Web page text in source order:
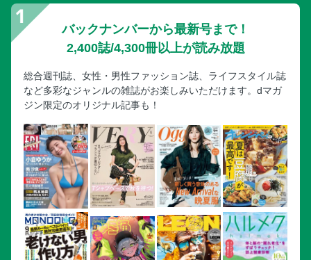
【在宅医療の情報を集める２】在宅医療の鍵となる存在は在
宅医。ケース別に考える在宅医の探し方
在宅死にかかわるプロフェッショナルたち
件を満たせば心置きなく家で過ごせる
【もっと知りたい在宅死事情２】家族に在宅死について知っ
てもらうことで「最期まで家で」を実現しやすくなる
【在宅看取り体験談１】祖母を介護する母から学び、今度は
私が母を見守る番
＜Part 4＞生前にできる手続きと死後の手続き
【自分でできる生前の手続き１】あらかじめ遺言書を準備し
ておけば相続のトラブルは防げる
【自分でできる生前の手続き２】在宅死にこだわるなら自宅
葬もおすすめ。お墓やお葬式の希望を伝えよう
【自分でできる生前の手続き３】認知症になったらできない
バックナンバーから最新号まで！
2,400誌/4,300冊以上が読み放題
総合週刊誌、女性・男性ファッション誌、ライフスタイル誌
など多彩なジャンルの雑誌がお楽しみいただけます。dマガ
ジン限定のオリジナル記事も！